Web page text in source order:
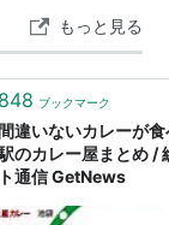
白菜とにんじ
もっと見る
848 ブックマーク
間違いないカレーが
のカレー屋まとめ /
ト通信 GetNews